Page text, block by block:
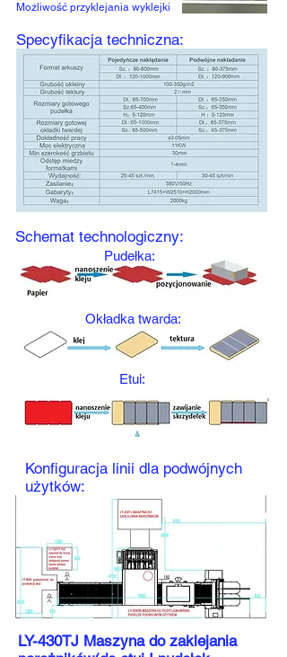
Możliwość przyklejania wyklejki
Specyfikacja techniczna:
Schemat technologiczny:
Pudełka:
Okładka twarda:
Etui:
Konfiguracja linii dla podwójnych
użytków:
LY-430TJ Maszyna do zaklejania